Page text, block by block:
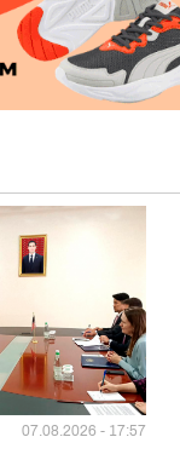
07.08.2026 - 17:57